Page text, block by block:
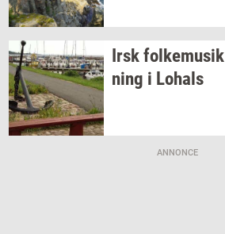
Irskfol­kemu­sik
ning i Lo­hals
ANNONCE